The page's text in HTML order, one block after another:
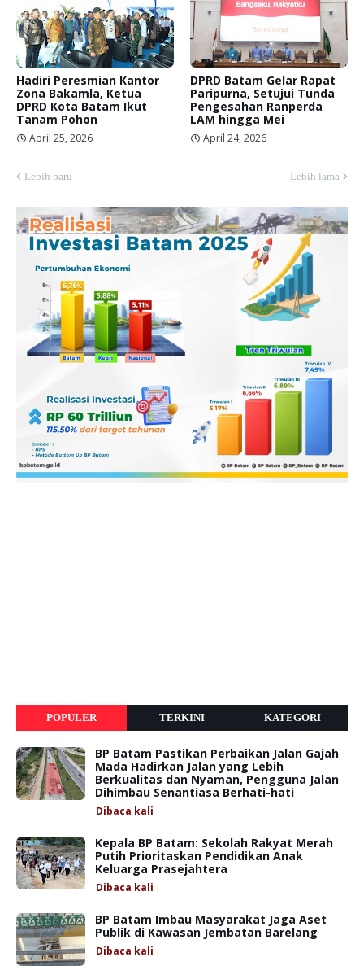
Hadiri Peresmian Kantor
Zona Bakamla, Ketua
DPRD Kota Batam Ikut
Tanam Pohon
April 25, 2026
DPRD Batam Gelar Rapat
Paripurna, Setujui Tunda
Pengesahan Ranperda
LAM hingga Mei
April 24, 2026
Lebih baru Lebih lama
POPULER TERKINI KATEGORI
BP Batam Pastikan Perbaikan Jalan Gajah
Mada Hadirkan Jalan yang Lebih
Berkualitas dan Nyaman, Pengguna Jalan
Dihimbau Senantiasa Berhati-hati
Dibaca kali
Kepala BP Batam: Sekolah Rakyat Merah
Putih Prioritaskan Pendidikan Anak
Keluarga Prasejahtera
Dibaca kali
BP Batam Imbau Masyarakat Jaga Aset
Publik di Kawasan Jembatan Barelang
Dibaca kali